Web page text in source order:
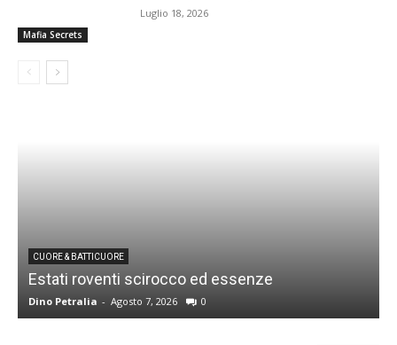
Mafia Secrets
Luglio 18, 2026
CUORE & BATTICUORE
Estati roventi scirocco ed essenze
Dino Petralia - Agosto 7, 2026 0